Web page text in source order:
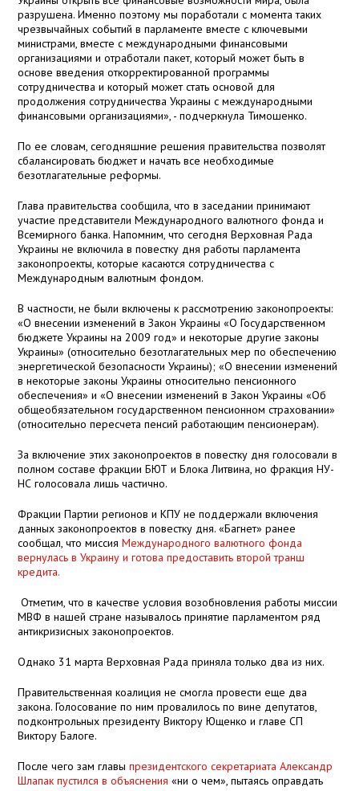
разрушена. Именно поэтому мы поработали с момента таких
чрезвычайных событий в парламенте вместе с ключевыми
министрами, вместе с международными финансовыми
организациями и отработали пакет, который может быть в
основе введения откорректированной программы
сотрудничества и который может стать основой для
продолжения сотрудничества Украины с международными
финансовыми организациями», - подчеркнула Тимошенко.
По ее словам, сегодняшние решения правительства позволят
сбалансировать бюджет и начать все необходимые
безотлагательные реформы.
Глава правительства сообщила, что в заседании принимают
участие представители Международного валютного фонда и
Всемирного банка. Напомним, что сегодня Верховная Рада
Украины не включила в повестку дня работы парламента
законопроекты, которые касаются сотрудничества с
Международным валютным фондом.
В частности, не были включены к рассмотрению законопроекты:
«О внесении изменений в Закон Украины «О Государственном
бюджете Украины на 2009 год» и некоторые другие законы
Украины» (относительно безотлагательных мер по обеспечению
энергетической безопасности Украины); «О внесении изменений
в некоторые законы Украины относительно пенсионного
обеспечения» и «О внесении изменений в Закон Украины «Об
общеобязательном государственном пенсионном страховании»
(относительно пересчета пенсий работающим пенсионерам).
За включение этих законопроектов в повестку дня голосовали в
полном составе фракции БЮТ и Блока Литвина, но фракция НУ-
НС голосовала лишь частично.
Фракции Партии регионов и КПУ не поддержали включения
данных законопроектов в повестку дня. «Багнет» ранее
сообщал, что миссияМеждународного валютного фонда
вернулась в Украину и готова предоставить второй транш
кредита.
Отметим, что в качестве условия возобновления работы миссии
МВФ в нашей стране называлось принятие парламентом ряд
антикризисных законопроектов.
Однако 31 марта Верховная Рада приняла только два из них.
Правительственная коалиция не смогла провести еще два
закона. Голосование по ним провалилось по вине депутатов,
подконтрольных президенту Виктору Ющенко и главе СП
Виктору Балоге.
После чего зам главыпрезидентского секретариата Александр
Шлапак пустился в объяснения «ни о чем», пытаясь оправдать